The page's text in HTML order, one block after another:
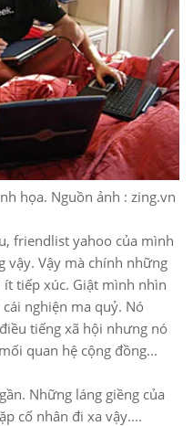
họa. Nguồn ảnh : zing.vn
friendlist yahoo của mình
vậy. Vậy mà chính những
tiếp xúc. Giật mình nhìn
nghiện ma quỷ. Nó
tiếng xã hội nhưng nó
quan hệ cộng đồng...
Những láng giềng của
cố nhân đi xa vậy....